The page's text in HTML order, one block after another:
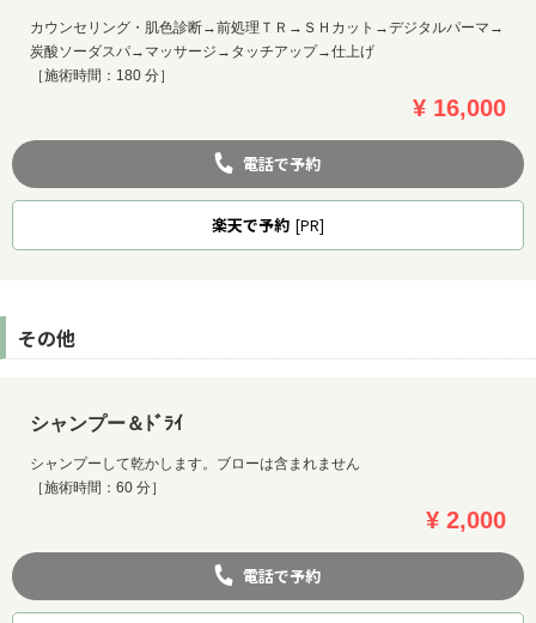
カウンセリング・肌色診断→前処理ＴＲ→ＳＨカット→デジタルパーマ→
炭酸ソーダスパ→マッサージ→タッチアップ→仕上げ
［施術時間：180 分］
¥ 16,000
電話で予約
楽天で予約 [PR]
その他
シャンプー＆ﾄﾞﾗｲ
シャンプーして乾かします。ブローは含まれません
［施術時間：60 分］
¥ 2,000
電話で予約